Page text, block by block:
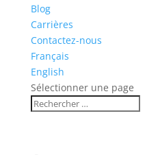
Blog
Carrières
Contactez-nous
Français
English
Sélectionner une page